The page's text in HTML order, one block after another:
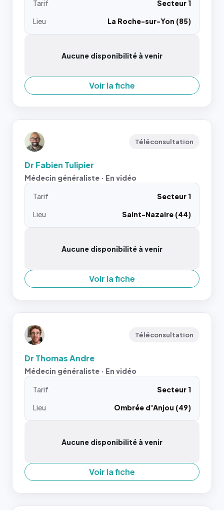
Tarif
Secteur 1
Lieu
La Roche-sur-Yon (85)
Aucune disponibilité à venir
Voir la fiche
Téléconsultation
Dr Fabien Tulipier
Médecin généraliste · En vidéo
Tarif
Secteur 1
Lieu
Saint-Nazaire (44)
Aucune disponibilité à venir
Voir la fiche
Téléconsultation
Dr Thomas Andre
Médecin généraliste · En vidéo
Tarif
Secteur 1
Lieu
Ombrée d'Anjou (49)
Aucune disponibilité à venir
Voir la fiche